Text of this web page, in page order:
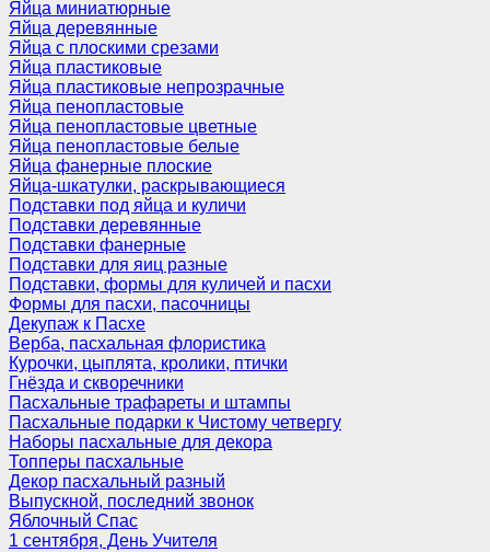
Яйца миниатюрные
Яйца деревянные
Яйца с плоскими срезами
Яйца пластиковые
Яйца пластиковые непрозрачные
Яйца пенопластовые
Яйца пенопластовые цветные
Яйца пенопластовые белые
Яйца фанерные плоские
Яйца-шкатулки, раскрывающиеся
Подставки под яйца и куличи
Подставки деревянные
Подставки фанерные
Подставки для яиц разные
Подставки, формы для куличей и пасхи
Формы для пасхи, пасочницы
Декупаж к Пасхе
Верба, пасхальная флористика
Курочки, цыплята, кролики, птички
Гнёзда и скворечники
Пасхальные трафареты и штампы
Пасхальные подарки к Чистому четвергу
Наборы пасхальные для декора
Топперы пасхальные
Декор пасхальный разный
Выпускной, последний звонок
Яблочный Спас
1 сентября, День Учителя